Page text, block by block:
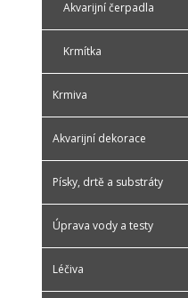
Akvarijní čerpadla
Krmítka
Krmiva
Akvarijní dekorace
Písky, drtě a substráty
Úprava vody a testy
Léčiva